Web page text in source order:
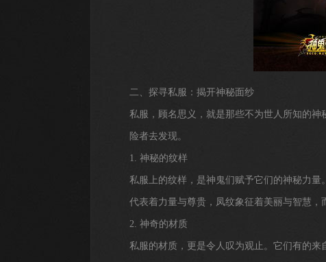
二、探寻私服：揭开神秘面纱
私服，顾名思义，就是那些不为世人所知的
险者去发现。
1. 神秘的纹样
私服上的纹样，是神鬼们赋予它们的神秘力
代表着力量与尊贵，凤纹象征着美丽与智慧，
2. 神奇的材质
私服的材质，更是令人叹为观止。它们有的来